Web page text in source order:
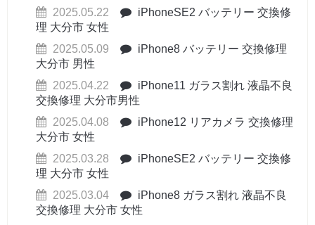
2025.05.22
iPhoneSE2 バッテリー 交換修
理 大分市 女性
2025.05.09
iPhone8 バッテリー 交換修理
大分市 男性
2025.04.22
iPhone11 ガラス割れ 液晶不良
交換修理 大分市男性
2025.04.08
iPhone12 リアカメラ 交換修理
大分市 女性
2025.03.28
iPhoneSE2 バッテリー 交換修
理 大分市 女性
2025.03.04
iPhone8 ガラス割れ 液晶不良
交換修理 大分市 女性